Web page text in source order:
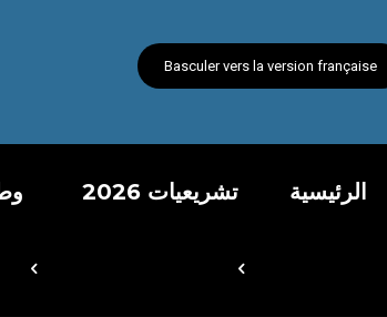
Basculer vers la version française
الرئيسية تشريعيات 2026